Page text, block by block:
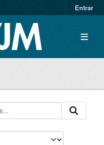
Entrar